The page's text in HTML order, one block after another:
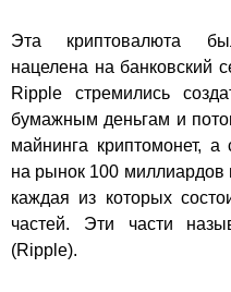
Эта криптовалюта
нацелена на банковский
Ripple стремились
бумажным деньгам и
майнинга криптомонет, а
на рынок 100 миллиардов
каждая из которых
частей. Эти части
(Ripple).